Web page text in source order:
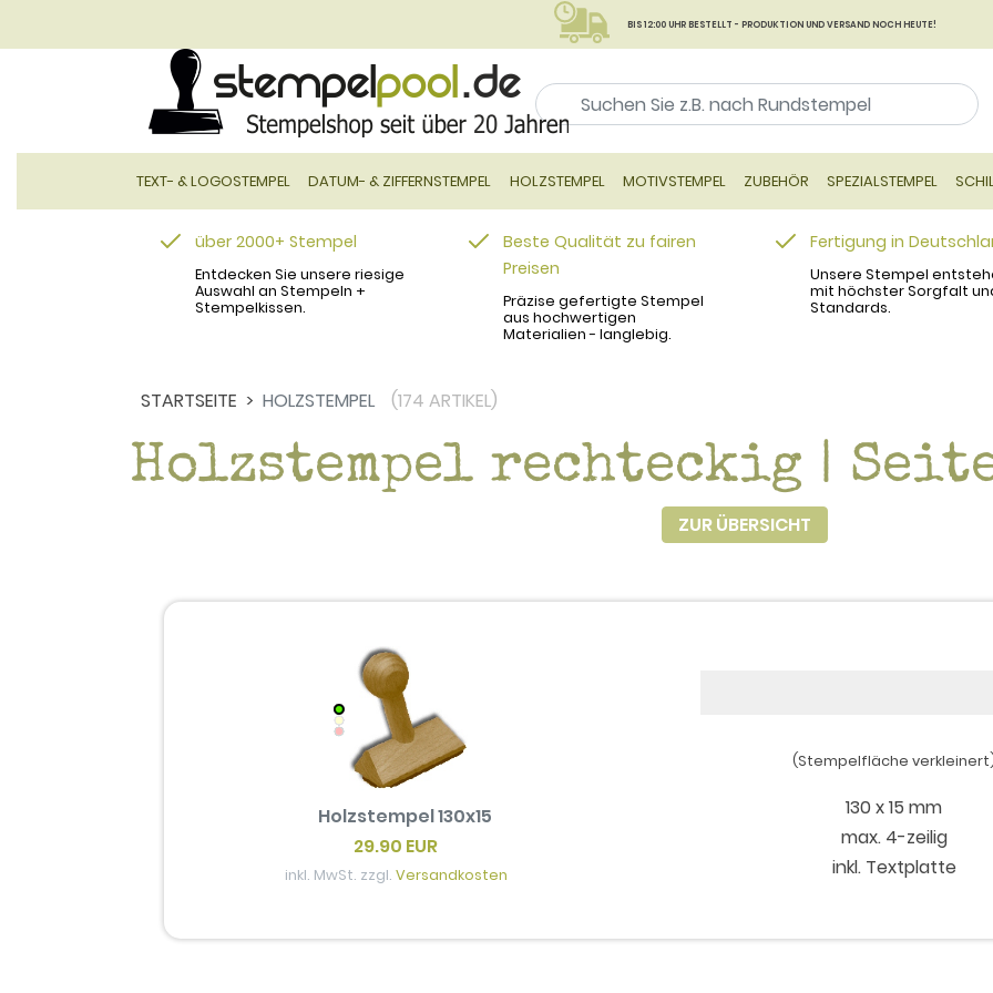
BIS 12:00 UHR BESTELLT - PRODUKTION UND VERSAND NOCH HEUTE!
TEXT- & LOGOSTEMPEL DATUM- & ZIFFERNSTEMPEL HOLZSTEMPEL MOTIVSTEMPEL ZUBEHÖR SPEZIALSTEMPEL
über 2000+ Stempel
Entdecken Sie unsere riesige
Auswahl an Stempeln +
Stempelkissen.
Beste Qualität zu fairen
Preisen
Präzise gefertigte Stempel
aus hochwertigen
Materialien - langlebig.
Fertigung in
Unsere Stempel
mit höchster Sorgfalt
Standards.
STARTSEITE HOLZSTEMPEL (174 ARTIKEL)
Holzstempel rechteckig |
ZUR ÜBERSICHT
Holzstempel 130x15
29.90 EUR
inkl. MwSt. zzgl. Versandkosten
(Stempelfläche
130 x 15 mm
max. 4-zeilig
inkl. Textplatte